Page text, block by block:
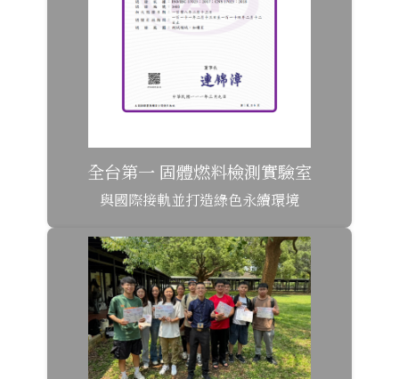
全台第一 固體燃料檢測實驗室
與國際接軌並打造綠色永續環境